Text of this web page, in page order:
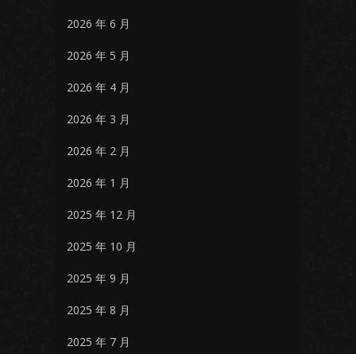
2026 年 6 月
2026 年 5 月
2026 年 4 月
2026 年 3 月
2026 年 2 月
2026 年 1 月
2025 年 12 月
2025 年 10 月
2025 年 9 月
2025 年 8 月
2025 年 7 月